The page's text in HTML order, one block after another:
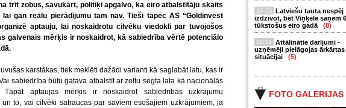
16:55 Latviešu tauta nespēj
izdzīvot, bet Viņķele saņem
tūkstošus eiro gadā
(8)
11:14
Attālinātie darījumi -
uzņēmēji pielāgojas ārkārtas
situācijai
(5)
FOTO GALERIJAS
trīt zobus, savukārt, politiķi apgalvo, ka eiro atbalstītāju skaits
gan reālu pierādījumu tam nav. Tieši tāpēc AS “Goldinvest
aptauju, lai noskaidrotu cilvēku viedokli par tuvojošos
galvenais mērķis ir noskaidrot, kā sabiedrība vērtē potenciālo
karstākas, tiek meklēti dažādi varianti kā saglabāt latu, kas ir
sabiedrība būtu gatava atbalstīt ar zeltu segta lata kā nacionālās
Tāpat aptaujas mērķis ir noskaidrot sabiedrības uzkrājumu
to, vai cilvēki satraucas par saviem esošajiem uzkrājumiem, ja